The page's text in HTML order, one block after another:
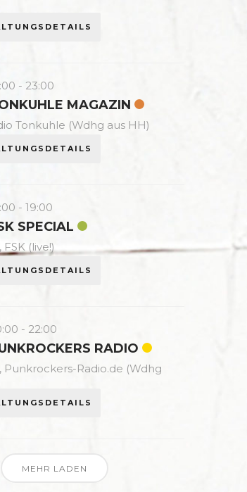
-23:00
MAGAZIN
Tonkuhle (Wdhg aus HH)
-19:00
SPECIAL
FSK (live!)
- 22:00
RADIO
Punkrockers-Radio.de (Wdhg
MEHR LADEN